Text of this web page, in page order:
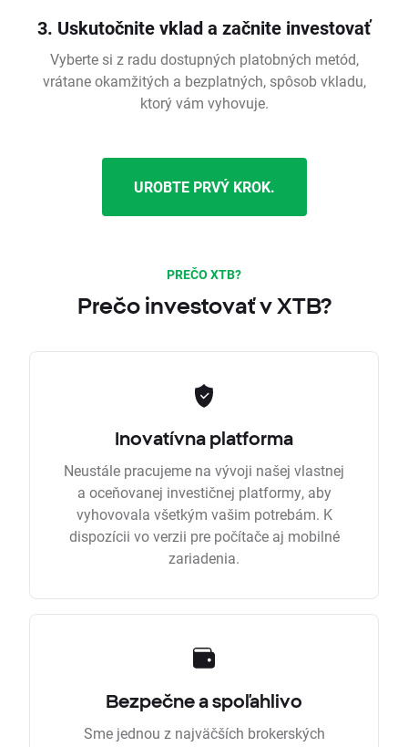
3. Uskutočnite vklad a začnite investovať
Vyberte si z radu dostupných platobných metód,
vrátane okamžitých a bezplatných, spôsob vkladu,
ktorý vám vyhovuje.
UROBTE PRVÝ KROK.
PREČO XTB?
Prečo investovať v XTB?
Inovatívna platforma
Neustále pracujeme na vývoji našej vlastnej
a oceňovanej investičnej platformy, aby
vyhovovala všetkým vašim potrebám. K
dispozícii vo verzii pre počítače aj mobilné
zariadenia.
Bezpečne a spoľahlivo
Sme jednou z najväčších brokerských